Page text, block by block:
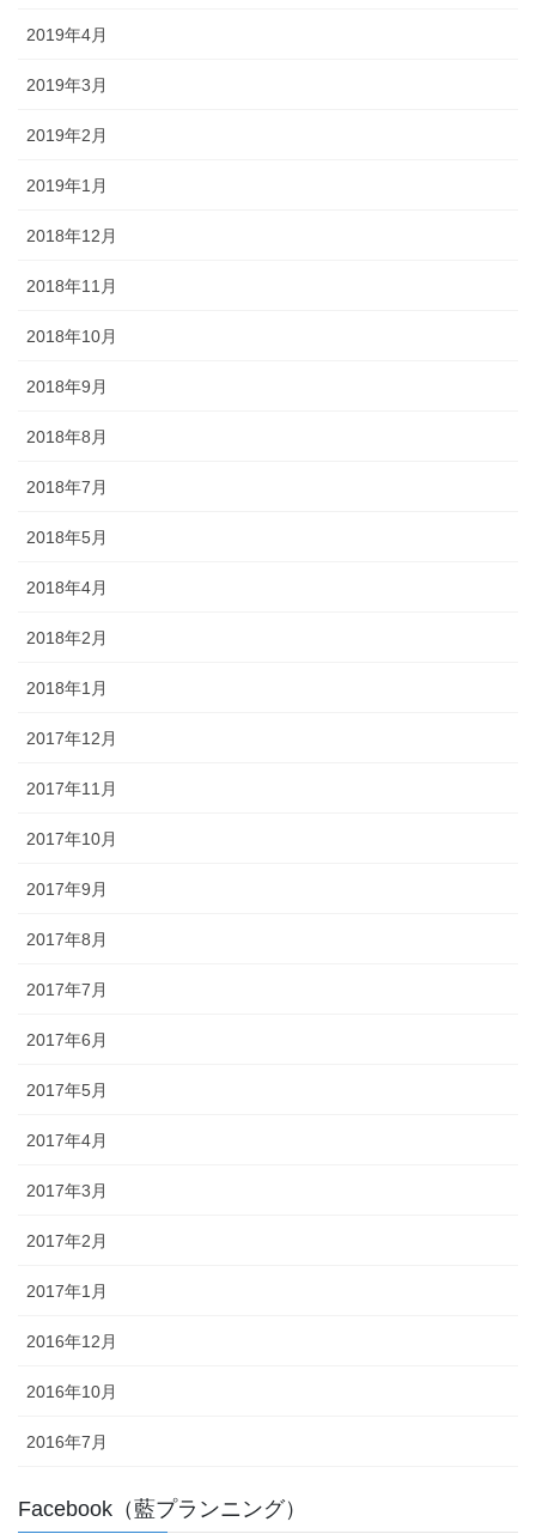
2019年4月
2019年3月
2019年2月
2019年1月
2018年12月
2018年11月
2018年10月
2018年9月
2018年8月
2018年7月
2018年5月
2018年4月
2018年2月
2018年1月
2017年12月
2017年11月
2017年10月
2017年9月
2017年8月
2017年7月
2017年6月
2017年5月
2017年4月
2017年3月
2017年2月
2017年1月
2016年12月
2016年10月
2016年7月
Facebook（藍プランニング）